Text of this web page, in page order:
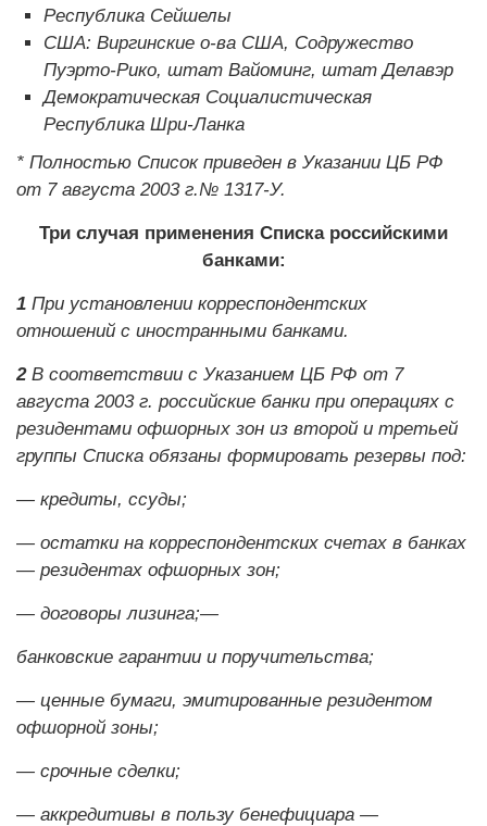
Республика Сейшелы
США: Виргинские о-ва США, Содружество
Пуэрто-Рико, штат Вайоминг, штат Делавэр
Демократическая Социалистическая
Республика Шри-Ланка
* Полностью Список приведен в Указании ЦБ РФ
от 7 августа 2003 г.№ 1317-У.
Три случая применения Списка российскими
банками:
1 При установлении корреспондентских
отношений с иностранными банками.
2В соответствии с Указанием ЦБ РФ от 7
августа 2003 г. российские банки при операциях с
резидентами офшорных зон из второй и третьей
группы Списка обязаны формировать резервы под:
— кредиты, ссуды;
— остатки на корреспондентских счетах в банках
— резидентах офшорных зон;
— договоры лизинга;—
банковские гарантии и поручительства;
— ценные бумаги, эмитированные резидентом
офшорной зоны;
— срочные сделки;
— аккредитивы в пользу бенефициара —